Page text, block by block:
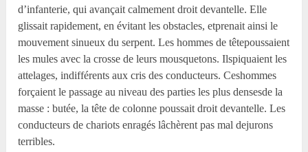
d’infanterie, qui avançait calmement droit devantelle. Elle
glissait rapidement, en évitant les obstacles, etprenait ainsi le
mouvement sinueux du serpent. Les hommes de têtepoussaient
les mules avec la crosse de leurs mousquetons. Ilspiquaient les
attelages, indifférents aux cris des conducteurs. Ceshommes
forçaient le passage au niveau des parties les plus densesde la
masse : butée, la tête de colonne poussait droit devantelle. Les
conducteurs de chariots enragés lâchèrent pas mal dejurons
terribles.